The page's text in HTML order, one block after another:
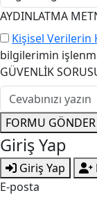
AYDINLATMA
Kişisel Verilerin
bilgilerimin
GÜVENLİK
FORMU GÖNDER
Giriş Yap
Giriş Yap
E-posta